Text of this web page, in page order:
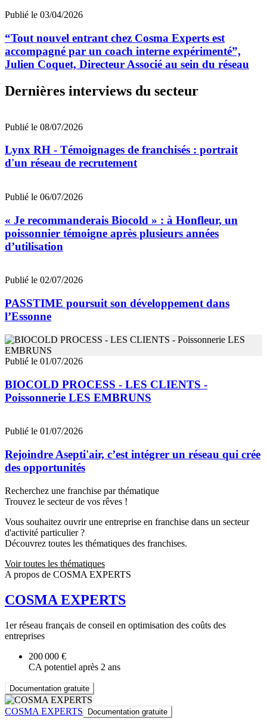
Publié le 03/04/2026
“Tout nouvel entrant chez Cosma Experts est
accompagné par un coach interne expérimenté”,
Julien Coquet, Directeur Associé au sein du réseau
Dernières interviews du secteur
Publié le 08/07/2026
Lynx RH - Témoignages de franchisés : portrait
d'un réseau de recrutement
Publié le 06/07/2026
« Je recommanderais Biocold » : à Honfleur, un
poissonnier témoigne après plusieurs années
d’utilisation
Publié le 02/07/2026
PASSTIME poursuit son développement dans
l’Essonne
Publié le 01/07/2026
BIOCOLD PROCESS - LES CLIENTS -
Poissonnerie LES EMBRUNS
Publié le 01/07/2026
Rejoindre Asepti'air, c’est intégrer un réseau qui crée
des opportunités
Recherchez une franchise par thématique
Trouvez le secteur de vos rêves !
Vous souhaitez ouvrir une entreprise en franchise dans un secteur
d'activité particulier ?
Découvrez toutes les thématiques des franchises.
Voir toutes les thématiques
A propos de COSMA EXPERTS
COSMA EXPERTS
1er réseau français de conseil en optimisation des coûts des
entreprises
200 000 €
CA potentiel après 2 ans
Documentation gratuite
COSMA EXPERTS Documentation gratuite